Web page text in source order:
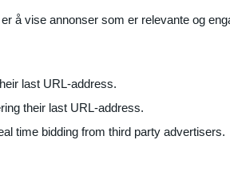
å vise annonser som er relevante og
last URL-address.
their last URL-address.
time bidding from third party advertisers.